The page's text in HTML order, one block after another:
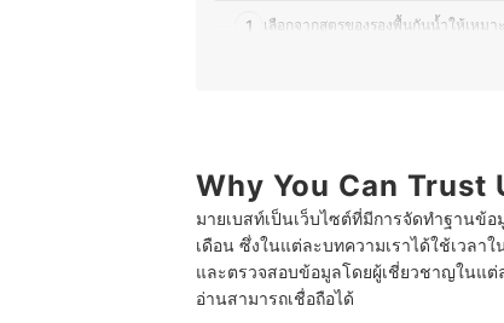
1 เลือกจากสูตรของรองพื้นกันน้ำให้เหม
เลือกรองพื้นกันน้ำที่มีส่วนผสมของสารบ
5 เลือกเฉดสีรองพื้นให้เข้ากับสีผิวของตัวเ
10 รองพื้นกันน้ำ ยี่ห้อไหนดี กันเหงื่อ ไม่ติดแมส
Why You Can Trust
มายเบสท์เป็นเว็บไซต์ที่มีการจัดทำฐานข้
เดือน ซึ่งในแต่ละบทความเราได้ใช้เวล
และตรวจสอบข้อมูลโดยผู้เชี่ยวชาญในแ
อ่านสามารถเชื่อถือได้